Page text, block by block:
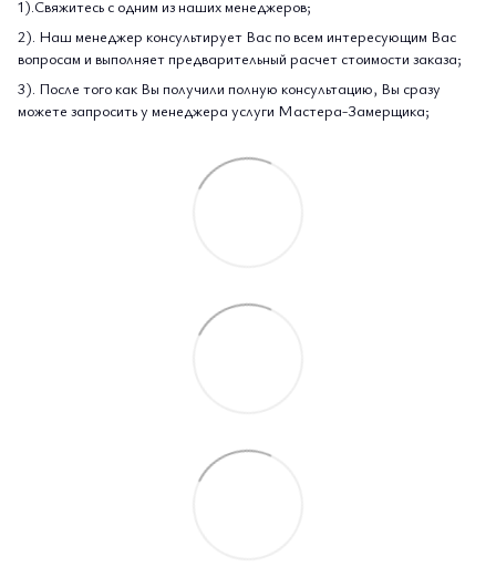
1).Свяжитесь с одним из наших менеджеров;
2). Наш менеджер консультирует Вас по всем интересующим Вас
вопросам и выполняет предварительный расчет стоимости заказа;
3). После того как Вы получили полную консультацию, Вы сразу
можете запросить у менеджера услуги Мастера-Замерщика;